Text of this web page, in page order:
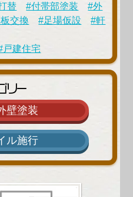
替 #付帯部塗装
#外
交換 #足場仮設
#軒
戸建住宅
リー
壁塗装
ル施行